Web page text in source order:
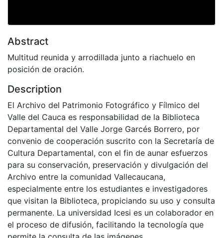
Abstract
Multitud reunida y arrodillada junto a riachuelo en
posición de oración.
Description
El Archivo del Patrimonio Fotográfico y Fílmico del
Valle del Cauca es responsabilidad de la Biblioteca
Departamental del Valle Jorge Garcés Borrero, por
convenio de cooperación suscrito con la Secretaría de
Cultura Departamental, con el fin de aunar esfuerzos
para su conservación, preservación y divulgación del
Archivo entre la comunidad Vallecaucana,
especialmente entre los estudiantes e investigadores
que visitan la Biblioteca, propiciando su uso y consulta
permanente. La universidad Icesi es un colaborador en
el proceso de difusión, facilitando la tecnología que